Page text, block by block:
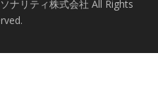
ナリティ株式会社 All Rights